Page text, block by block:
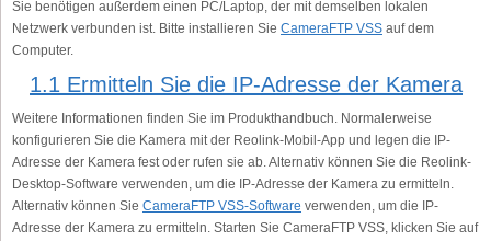
Sie benötigen außerdem einen PC/Laptop, der mit demselben lokalen
Netzwerk verbunden ist. Bitte installieren Sie CameraFTP VSS auf dem
Computer.
1.1 Ermitteln Sie die IP-Adresse der Kamera
Weitere Informationen finden Sie im Produkthandbuch. Normalerweise
konfigurieren Sie die Kamera mit der Reolink-Mobil-App und legen die IP-
Adresse der Kamera fest oder rufen sie ab. Alternativ können Sie die Reolink-
Desktop-Software verwenden, um die IP-Adresse der Kamera zu ermitteln.
Alternativ können Sie CameraFTP VSS-Software verwenden, um die IP-
Adresse der Kamera zu ermitteln. Starten Sie CameraFTP VSS, klicken Sie auf